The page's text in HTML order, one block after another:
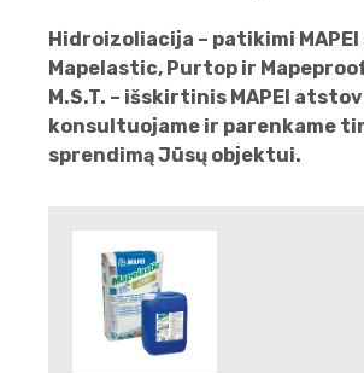
Hidroizoliacija – patikimi
Mapelastic, Purtop ir
M.S.T. – išskirtinis MAPEI
konsultuojame ir parenkame
sprendimą Jūsų objektui.